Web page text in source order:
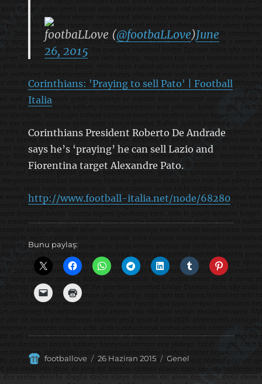
footbaLLove (@footbaLLove)June
26, 2015
Corinthians: 'Praying to sell Pato' | Football
Italia
Corinthians President Roberto De Andrade
says he’s ‘praying’ he can sell Lazio and
Fiorentina target Alexandre Pato.
http://www.football-italia.net/node/68280
Bunu paylaş:
Yazar
footballove
Yayın
tarihi
26 Haziran 2015 Kategoriler
Genel